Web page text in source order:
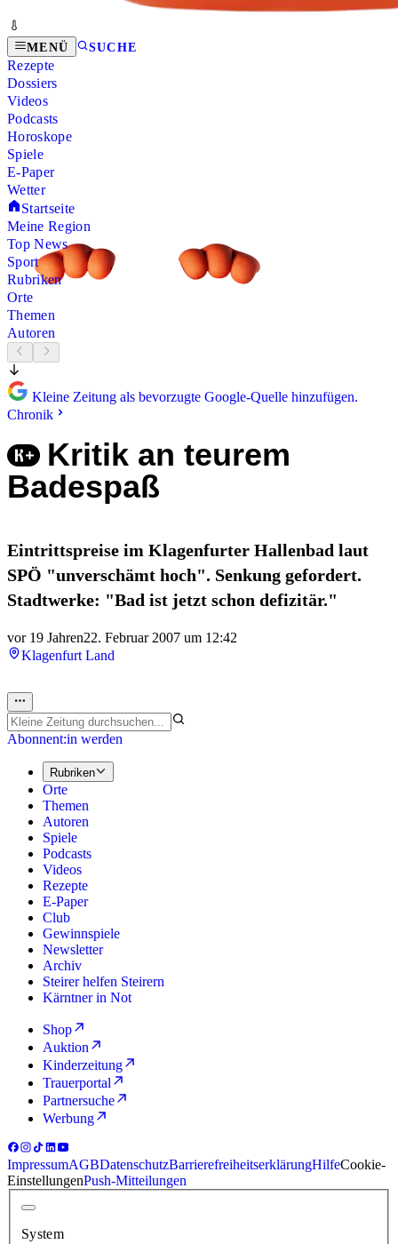
MENÜ SUCHE
Rezepte
Dossiers
Videos
Podcasts
Horoskope
Spiele
E-Paper
Wetter
Startseite
Meine Region
Top News
Sport
Rubriken
Orte
Themen
Autoren
Kleine Zeitung als bevorzugte Google-Quelle hinzufügen.
Chronik
Kritik an teurem
Badespaß
Eintrittspreise im Klagenfurter Hallenbad laut
SPÖ "unverschämt hoch". Senkung gefordert.
Stadtwerke: "Bad ist jetzt schon defizitär."
vor 19 Jahren22. Februar 2007 um 12:42
Klagenfurt Land
Abonnent:in werden
Rubriken
Orte
Themen
Autoren
Spiele
Podcasts
Videos
Rezepte
E-Paper
Club
Gewinnspiele
Newsletter
Archiv
Steirer helfen Steirern
Kärntner in Not
Shop
Auktion
Kinderzeitung
Trauerportal
Partnersuche
Werbung
ImpressumAGBDatenschutzBarrierefreiheitserklärungHilfeCookie-
EinstellungenPush-Mitteilungen
System